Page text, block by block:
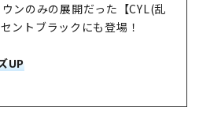
ンのみの展開だった【CYL(乱
ントブラックにも登場！
UP